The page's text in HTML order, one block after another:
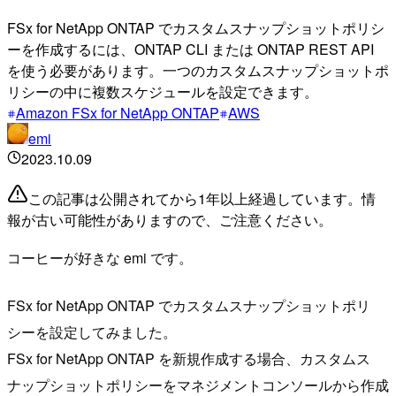
FSx for NetApp ONTAP でカスタムスナップショットポリシ
ーを作成するには、ONTAP CLI または ONTAP REST API
を使う必要があります。一つのカスタムスナップショットポ
リシーの中に複数スケジュールを設定できます。
Amazon FSx for NetApp ONTAP AWS
emi
2023.10.09
この記事は公開されてから1年以上経過しています。情
報が古い可能性がありますので、ご注意ください。
コーヒーが好きな emi です。
FSx for NetApp ONTAP でカスタムスナップショットポリ
シーを設定してみました。
FSx for NetApp ONTAP を新規作成する場合、カスタムス
ナップショットポリシーをマネジメントコンソールから作成